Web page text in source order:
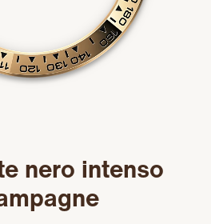
nero intenso